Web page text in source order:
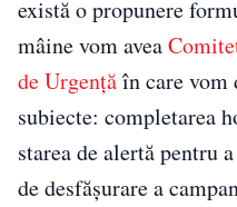
există o propunere
mâine vom avea
de Urgenţăîn care vom
subiecte: completarea
starea de alertă pentru
de desfăşurare a